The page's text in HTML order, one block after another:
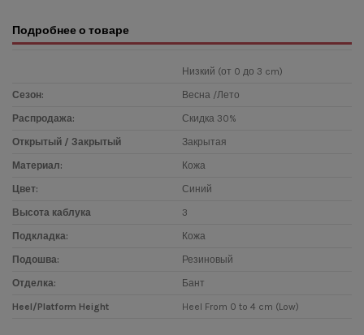
Подробнее о товаре
Низкий (от 0 до 3 cm)
Сезон: Весна /Лето
Распродажа: Скидка 30%
Открытый / Закрытый Закрытая
Материал: Кожа
Цвет: Синий
Высота каблука 3
Подкладка: Кожа
Подошва: Резиновый
Отделка: Бант
Heel/Platform Height Heel From 0 to 4 cm (Low)